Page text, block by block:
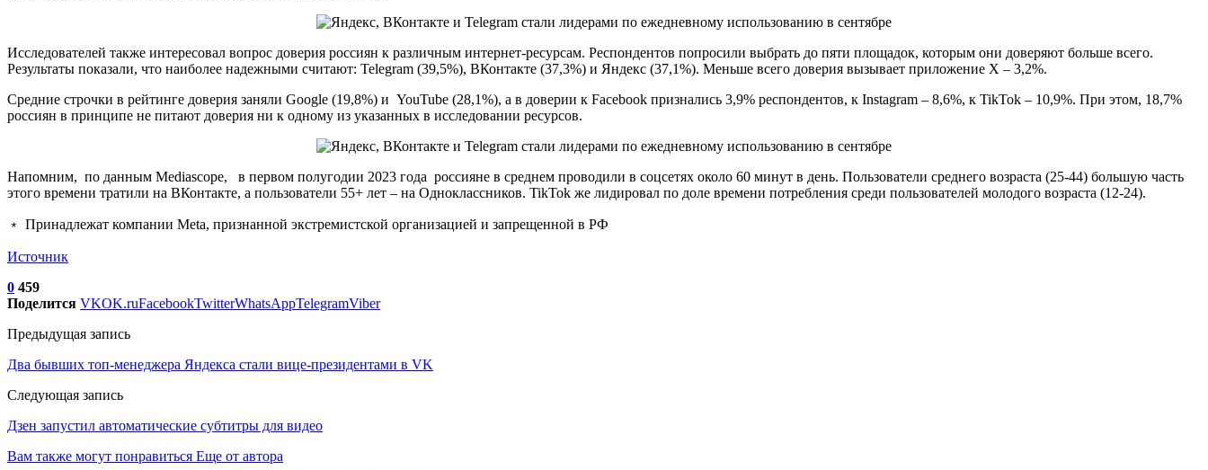
Исследователей также интересовал вопрос доверия россиян к различным интернет-ресурсам. Респондентов попросили выбрать до пяти площадок, которым они доверяют больше всего.
Результаты показали, что наиболее надежными считают: Telegram (39,5%), ВКонтакте (37,3%) и Яндекс (37,1%). Меньше всего доверия вызывает приложение Х – 3,2%.
Средние строчки в рейтинге доверия заняли Google (19,8%) и YouTube (28,1%), а в доверии к Facebook признались 3,9% респондентов, к Instagram – 8,6%, к TikTok – 10,9%. При этом, 18,7%
россиян в принципе не питают доверия ни к одному из указанных в исследовании ресурсов.
Напомним, по данным Mediascope, в первом полугодии 2023 года россияне в среднем проводили в соцсетях около 60 минут в день. Пользователи среднего возраста (25-44) большую часть
этого времени тратили на ВКонтакте, а пользователи 55+ лет – на Одноклассников. TikTok же лидировал по доле времени потребления среди пользователей молодого возраста (12-24).
﹡ Принадлежат компании Meta, признанной экстремистской организацией и запрещенной в РФ
Источник
0 459
Поделится VKOK.ruFacebookTwitterWhatsAppTelegramViber
Предыдущая запись
Два бывших топ-менеджера Яндекса стали вице-президентами в VK
Следующая запись
Дзен запустил автоматические субтитры для видео
Вам также могут понравиться Еще от автора